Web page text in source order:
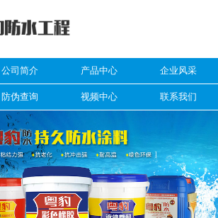
公司简介 产品中心 企业风采
防伪查询 视频中心 联系我们
搜索